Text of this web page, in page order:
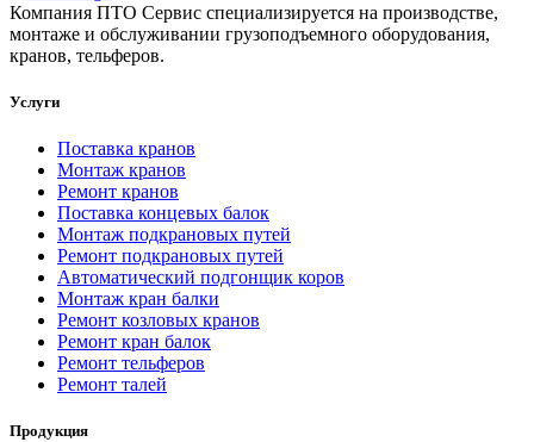
Компания ПТО Сервис специализируется на производстве,
монтаже и обслуживании грузоподъемного оборудования,
кранов, тельферов.
Услуги
Поставка кранов
Монтаж кранов
Ремонт кранов
Поставка концевых балок
Монтаж подкрановых путей
Ремонт подкрановых путей
Автоматический подгонщик коров
Монтаж кран балки
Ремонт козловых кранов
Ремонт кран балок
Ремонт тельферов
Ремонт талей
Продукция